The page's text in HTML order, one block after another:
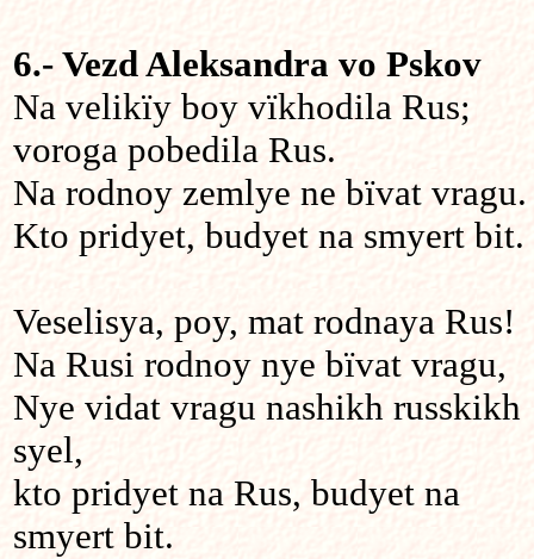
6.- Vezd Aleksandra vo Pskov
Na velikïy boy vïkhodila Rus;
voroga pobedila Rus.
Na rodnoy zemlye ne bïvat vragu.
Kto pridyet, budyet na smyert bit.
Veselisya, poy, mat rodnaya Rus!
Na Rusi rodnoy nye bïvat vragu,
Nye vidat vragu nashikh russkikh
syel,
kto pridyet na Rus, budyet na
smyert bit.